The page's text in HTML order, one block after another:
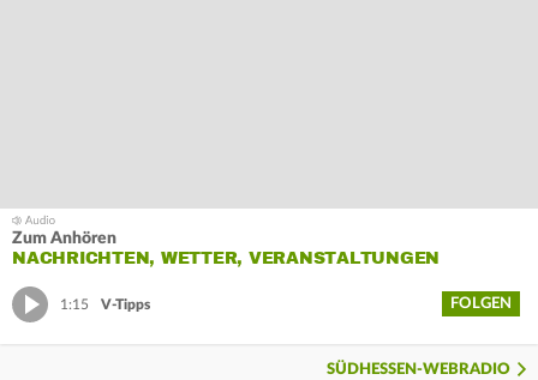
Zum Anhören
NACHRICHTEN, WETTER, VERANSTALTUNGEN
1:15 V-Tipps FOLGEN
SÜDHESSEN-WEBRADIO